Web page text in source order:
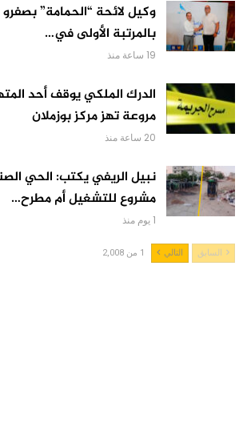
وكيل لائحة “الحمامة”
بالمرتبة الأولى في…
19 ساعة منذ
الدرك الملكي يوقف أحد
مروعة تهز مركز بوزملان
20 ساعة منذ
نبيل الريفي يكتب: الحي
مشروع للتشغيل أم مطرح…
1 يوم منذ
السابق التالي 1 من 2,008